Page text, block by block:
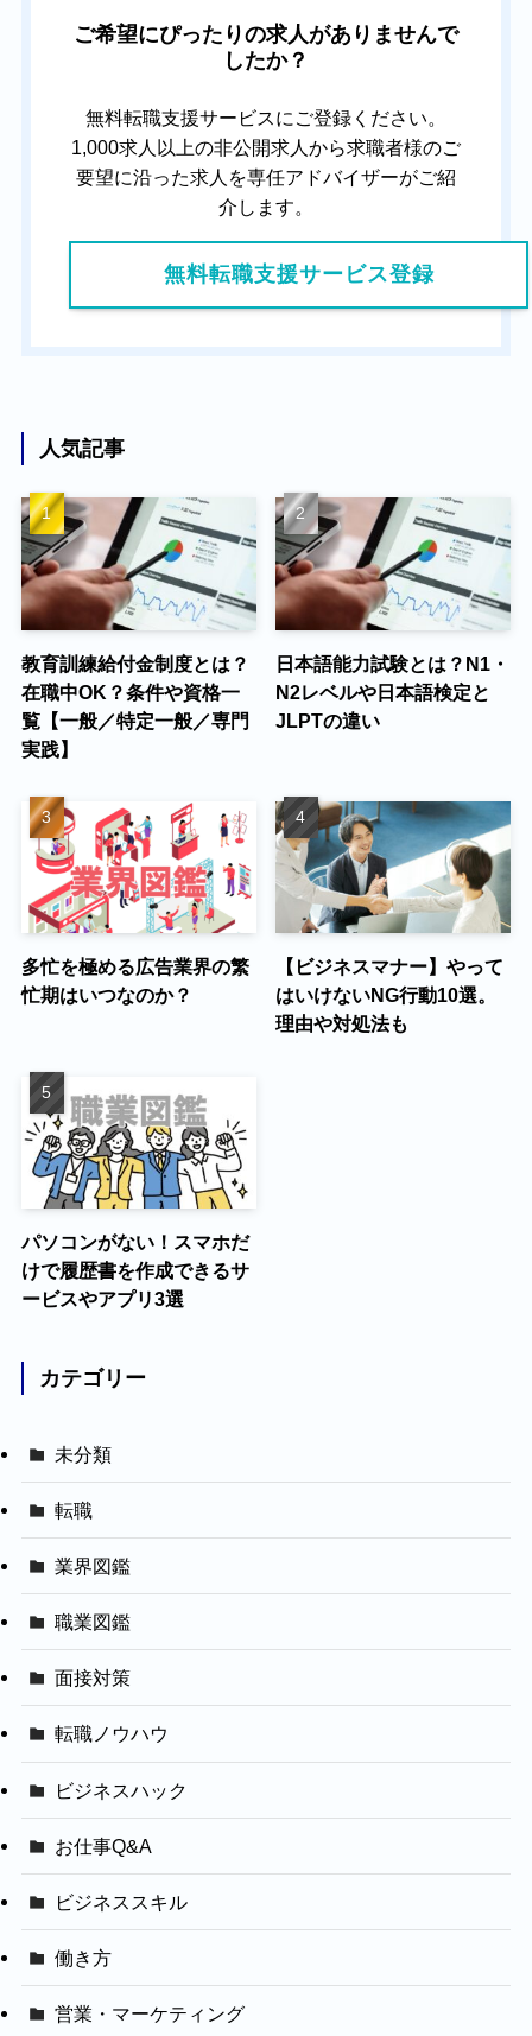
ご希望にぴったりの求人がありませんで
したか？
無料転職支援サービスにご登録ください。
1,000求人以上の非公開求人から求職者様のご
要望に沿った求人を専任アドバイザーがご紹
介します。
無料転職支援サービス登録
人気記事
教育訓練給付金制度とは？
在職中OK？条件や資格一
覧【一般／特定一般／専門
実践】
日本語能力試験とは？N1・
N2レベルや日本語検定と
JLPTの違い
多忙を極める広告業界の繁
忙期はいつなのか？
【ビジネスマナー】やって
はいけないNG行動10選。
理由や対処法も
パソコンがない！スマホだ
けで履歴書を作成できるサ
ービスやアプリ3選
カテゴリー
未分類
転職
業界図鑑
職業図鑑
面接対策
転職ノウハウ
ビジネスハック
お仕事Q&A
ビジネススキル
働き方
営業・マーケティング